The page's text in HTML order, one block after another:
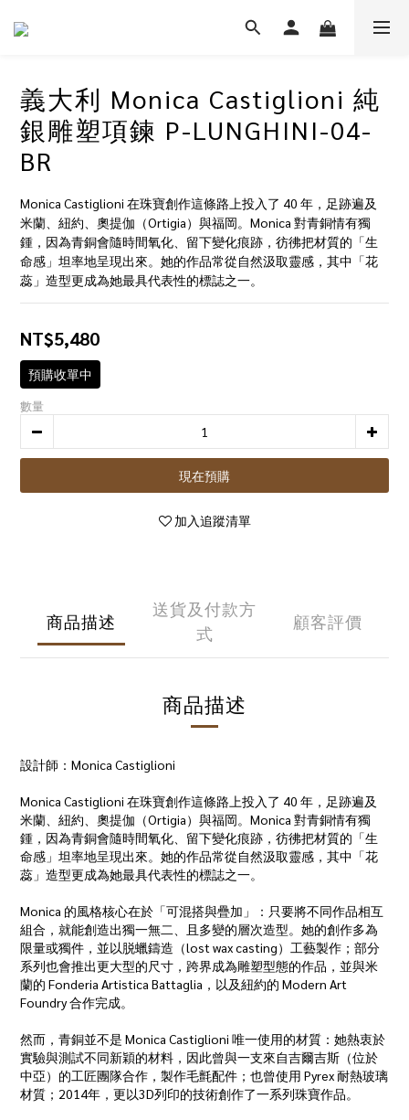
義大利 Monica Castiglioni 純
銀雕塑項鍊 P-LUNGHINI-04-
BR
Monica Castiglioni 在珠寶創作這條路上投入了 40 年，足跡遍及
米蘭、紐約、奧提伽（Ortigia）與福岡。Monica 對青銅情有獨
鍾，因為青銅會隨時間氧化、留下變化痕跡，彷彿把材質的「生
命感」坦率地呈現出來。她的作品常從自然汲取靈感，其中「花
蕊」造型更成為她最具代表性的標誌之一。
NT$5,480
預購收單中
數量
現在預購
加入追蹤清單
商品描述
送貨及付款方
式
顧客評價
商品描述
設計師：Monica Castiglioni
Monica Castiglioni 在珠寶創作這條路上投入了 40 年，足跡遍及
米蘭、紐約、奧提伽（Ortigia）與福岡。Monica 對青銅情有獨
鍾，因為青銅會隨時間氧化、留下變化痕跡，彷彿把材質的「生
命感」坦率地呈現出來。她的作品常從自然汲取靈感，其中「花
蕊」造型更成為她最具代表性的標誌之一。
Monica 的風格核心在於「可混搭與疊加」：只要將不同作品相互
組合，就能創造出獨一無二、且多變的層次造型。她的創作多為
限量或獨件，並以脱蠟鑄造（lost wax casting）工藝製作；部分
系列也會推出更大型的尺寸，跨界成為雕塑型態的作品，並與米
蘭的 Fonderia Artistica Battaglia，以及紐約的 Modern Art
Foundry 合作完成。
然而，青銅並不是 Monica Castiglioni 唯一使用的材質：她熱衷於
實驗與測試不同新穎的材料，因此曾與一支來自吉爾吉斯（位於
中亞）的工匠團隊合作，製作毛氈配件；也曾使用 Pyrex 耐熱玻璃
材質；2014年，更以3D列印的技術創作了一系列珠寶作品。